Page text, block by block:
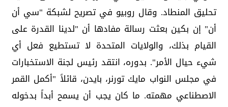
تحليق المنطاد. وقال روبيو في تصريح لشبكة "سي أن
أن" إن بكين بعثت رسالة مفادها أن "لدينا القدرة على
القيام بذلك، والولايات المتحدة لا تستطيع فعل أي
شيء حيال الأمر". بدوره، انتقد رئيس لجنة الاستخبارات
في مجلس النواب مايك تورنر، بايدن، قائلاً "أكمل القمر
الاصطناعي مهمته. ما كان يجب أن يسمح أبداً بدخوله